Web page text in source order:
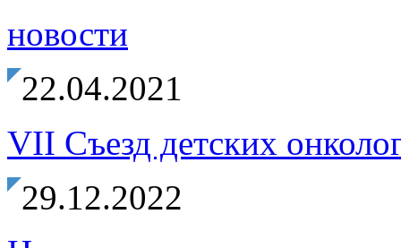
новости
22.04.2021
VII Съезд детских
29.12.2022